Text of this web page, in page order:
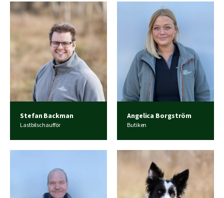
Stefan Backman
Lastbilschaufför
Angelica Borgström
Butiken